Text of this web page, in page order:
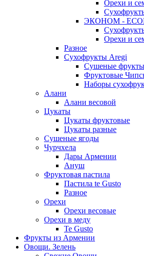
Орехи и
ЭКОНОМ -
Орехи и
Разное
Сухофрукты Aregi
Сушеные фрукты
Фруктовые
Наборы
Алани
Алани весовой
Цукаты
Цукаты фруктовые
Цукаты разные
Сушеные ягоды
Чурчхела
Дары Армении
Ануш
Фруктовая пастила
Пастила te Gusto
Разное
Орехи
Орехи весовые
Орехи в меду
Te Gusto
Фрукты из Армении
Овощи. Зелень